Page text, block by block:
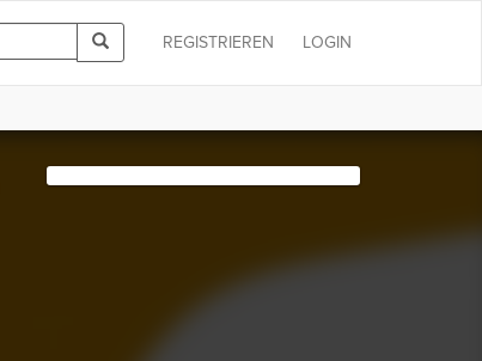
LOGIN
REGISTRIEREN